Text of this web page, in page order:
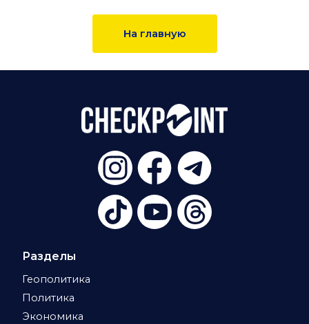
На главную
Разделы
Геополитика
Политика
Экономика